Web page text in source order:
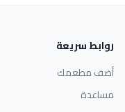
روابط سريعة
أضف مطعمك
مساعدة